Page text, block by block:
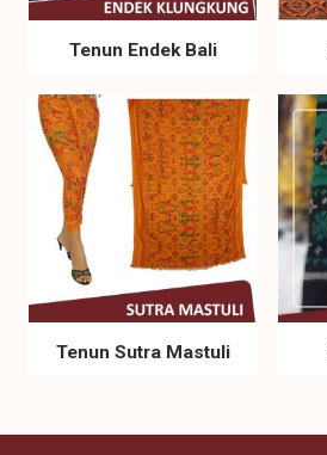
Tenun Endek Bali
Tenun Sutra Mastuli